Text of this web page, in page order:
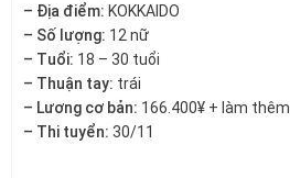
– Địa điểm: KOKKAIDO
– Số lượng: 12 nữ
– Tuổi: 18 – 30 tuổi
– Thuận tay: trái
– Lương cơ bản: 166.400¥ + làm thêm
– Thi tuyển: 30/11